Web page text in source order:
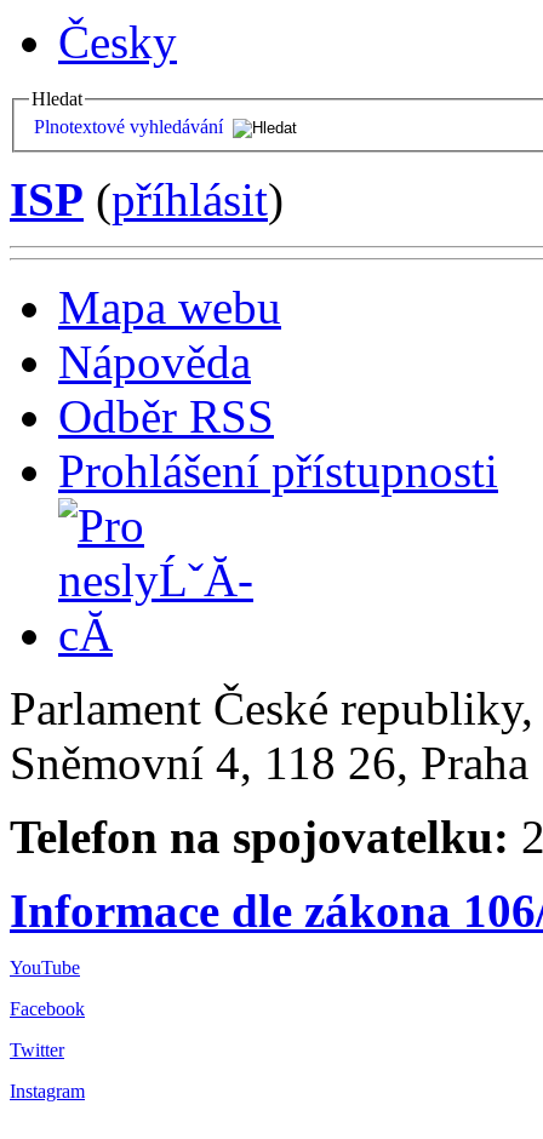
Česky
Hledat
Plnotextové vyhledávání
ISP (příhlásit)
Mapa webu
Nápověda
Odběr RSS
Prohlášení přístupnosti
Parlament České
Sněmovní 4, 118 26,
Telefon na spojovatelku:
Informace dle zákona
YouTube
Facebook
Twitter
Instagram